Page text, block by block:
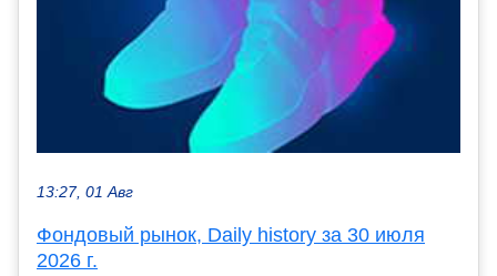
13:27, 01 Авг
Фондовый рынок, Daily history за 30 июля
2026 г.